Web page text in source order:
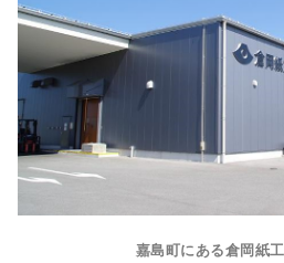
嘉島町にある倉岡紙